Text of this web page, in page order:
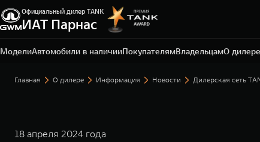
Официальный дилер TANK
ИАТ Парнас
МоделиАвтомобили в наличииПокупателямВладельцамО дилере
Санкт-Петербург, ЛО, Всеволожский р-н, д.
Порошкино, ул. Торговая, 22
+7 812 337-78-87
Главная О дилере Информация Новости Дилерская сеть
18 апреля 2024 года